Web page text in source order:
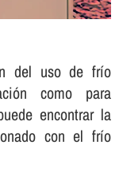
del uso de frí­o
como para
encontrar la
con el frí­o